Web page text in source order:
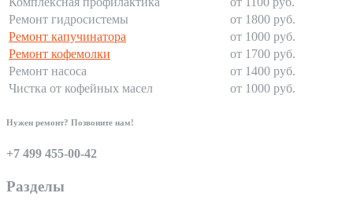
Ремонт гидросистемы
от 1800 руб.
Ремонт капучинатора
от 1000 руб.
Ремонт кофемолки
от 1700 руб.
Ремонт насоса
от 1400 руб.
Чистка от кофейных масел
от 1000 руб.
Нужен ремонт? Позвоните нам!
+7 499 455-00-42
Разделы